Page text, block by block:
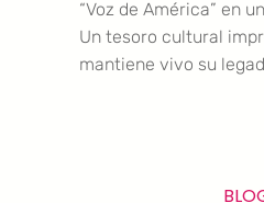
“Voz de América” en
Un tesoro cultural
mantiene vivo su